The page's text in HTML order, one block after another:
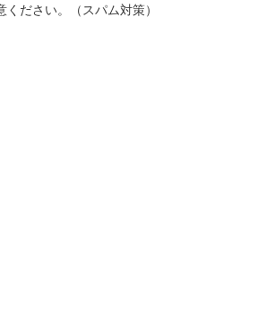
ださい。（スパム対策）